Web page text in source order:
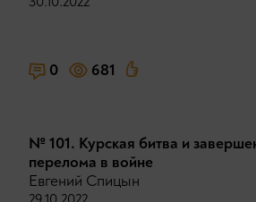
0 681
№ 101. Курская битва и
перелома в войне
Евгений Спицын